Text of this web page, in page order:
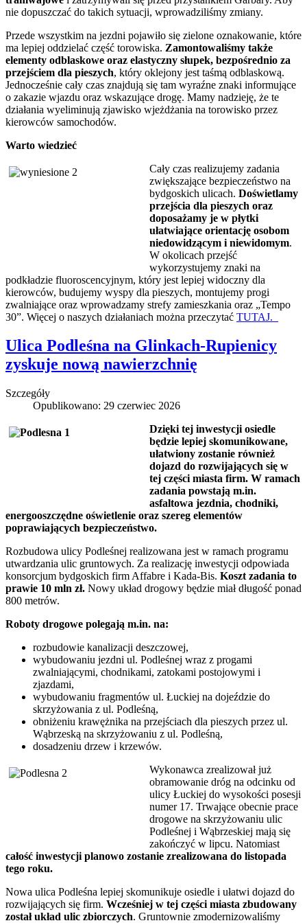
nie dopuszczać do takich sytuacji, wprowadziliśmy zmiany.
Przede wszystkim na jezdni pojawiło się zielone oznakowanie, które
ma lepiej oddzielać część torowiska. Zamontowaliśmy także
elementy odblaskowe oraz elastyczny słupek, bezpośrednio za
przejściem dla pieszych, który oklejony jest taśmą odblaskową.
Jednocześnie cały czas znajdują się tam wyraźne znaki informujące
o zakazie wjazdu oraz wskazujące drogę. Mamy nadzieję, że te
działania wyeliminują zjawisko wjeżdżania na torowisko przez
kierowców samochodów.
Warto wiedzieć
Cały czas realizujemy zadania
zwiększające bezpieczeństwo na
bydgoskich ulicach. Doświetlamy
przejścia dla pieszych oraz
doposażamy je w płytki
ułatwiające orientację osobom
niedowidzącym i niewidomym.
W okolicach przejść
wykorzystujemy znaki na
podkładzie fluoroscencyjnym, który jest lepiej widoczny dla
kierowców, budujemy wyspy dla pieszych, montujemy progi
zwalniające oraz wprowadzamy strefy zamieszkania oraz „Tempo
30”. Więcej o naszych działaniach można przeczytać TUTAJ.
Ulica Podleśna na Glinkach-Rupienicy
zyskuje nową nawierzchnię
Szczegóły
Opublikowano: 29 czerwiec 2026
Dzięki tej inwestycji osiedle
będzie lepiej skomunikowane,
ułatwiony zostanie również
dojazd do rozwijających się w
tej części miasta firm. W ramach
zadania powstają m.in.
asfaltowa jezdnia, chodniki,
energooszczędne oświetlenie oraz szereg elementów
poprawiających bezpieczeństwo.
Rozbudowa ulicy Podleśnej realizowana jest w ramach programu
utwardzania ulic gruntowych. Za realizację inwestycji odpowiada
konsorcjum bydgoskich firm Affabre i Kada-Bis. Koszt zadania to
prawie 10 mln zł. Nowy układ drogowy będzie miał długość ponad
800 metrów.
Roboty drogowe polegają m.in. na:
rozbudowie kanalizacji deszczowej,
wybudowaniu jezdni ul. Podleśnej wraz z progami
zwalniającymi, chodnikami, zatokami postojowymi i
zjazdami,
wybudowaniu fragmentów ul. Łuckiej na dojeździe do
skrzyżowania z ul. Podleśną,
obniżeniu krawężnika na przejściach dla pieszych przez ul.
Wąbrzeską na skrzyżowaniu z ul. Podleśną,
dosadzeniu drzew i krzewów.
Wykonawca zrealizował już
obramowanie dróg na odcinku od
ulicy Łuckiej do wysokości posesji
numer 17. Trwające obecnie prace
drogowe na skrzyżowaniu ulic
Podleśnej i Wąbrzeskiej mają się
zakończyć w lipcu. Natomiast
całość inwestycji planowo zostanie zrealizowana do listopada
tego roku.
Nowa ulica Podleśna lepiej skomunikuje osiedle i ułatwi dojazd do
rozwijających się firm. Wcześniej w tej części miasta zbudowany
został układ ulic zbiorczych. Gruntownie zmodernizowaliśmy